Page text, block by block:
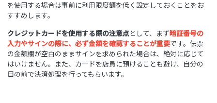
を使用する場合は事前に利用限度額を低く設定しておくことをお
すすめします。
クレジットカードを使用する際の注意点として、まず暗証番号の
入力やサインの際に、必ず金額を確認することが重要です。伝票
の金額欄が空白のままサインを求められた場合は、絶対に応じて
はいけません。また、カードを店員に預けることも避け、自分の
目の前で決済処理を行ってもらいます。